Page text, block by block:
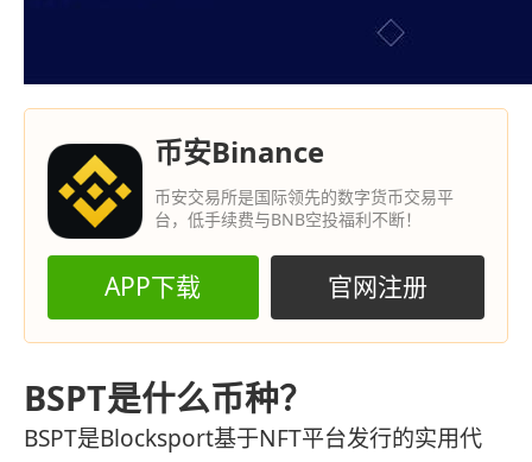
币安Binance
币安交易所是国际领先的数字货币交易平
台，低手续费与BNB空投福利不断！
APP下载 官网注册
BSPT是什么币种？
BSPT是Blocksport基于NFT平台发行的实用代